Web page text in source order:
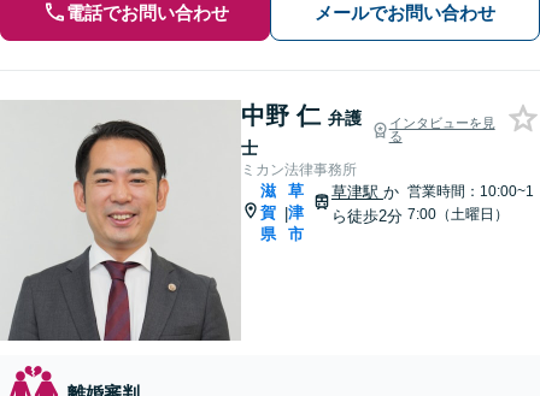
電話でお問い合わせ メールでお問い合わせ
中野 仁 弁護
士
インタビューを見
る
ミカン法律事務所
滋
賀
県
|
草
津
市
草津駅 か
ら徒歩2分
営業時間：10:00~1
7:00（土曜日）